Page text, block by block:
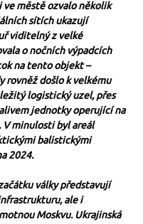
městě ozvalo několik
sítích ukazují
viditelný z velké
o nočních výpadcích
na tento objekt –
rovněž došlo k velkému
logistický uzel, přes
jednotky operující na
V minulosti byl areál
balistickými
2024.
války představují
ale i
Moskvu. Ukrajinská